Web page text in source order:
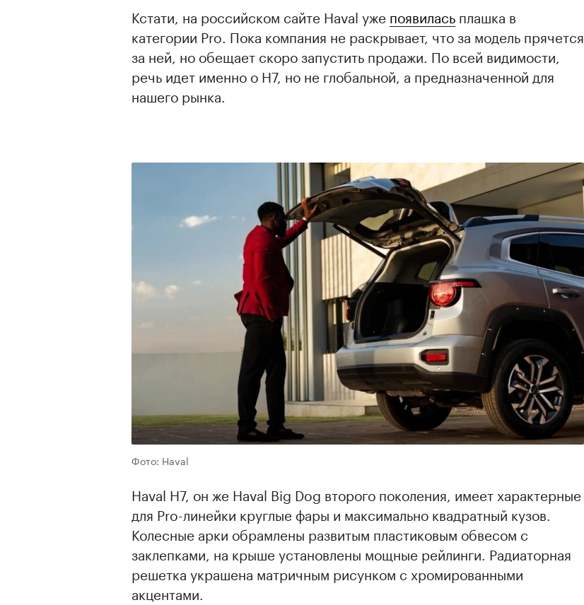
Кстати, на российском сайте Haval уже появилась плашка в
категории Pro. Пока компания не раскрывает, что за модель прячется
за ней, но обещает скоро запустить продажи. По всей видимости,
речь идет именно о H7, но не глобальной, а предназначенной для
нашего рынка.
Фото: Haval
Haval H7, он же Haval Big Dog второго поколения, имеет характерные
для Pro-линейки круглые фары и максимально квадратный кузов.
Колесные арки обрамлены развитым пластиковым обвесом с
заклепками, на крыше установлены мощные рейлинги. Радиаторная
решетка украшена матричным рисунком с хромированными
акцентами.